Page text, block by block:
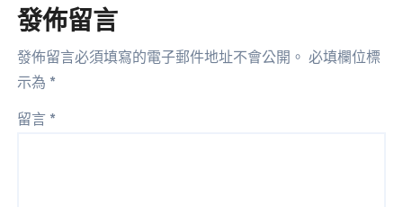
發佈留言
發佈留言必須填寫的電子郵件地址不會公開。 必填欄位標
示為 *
留言 *